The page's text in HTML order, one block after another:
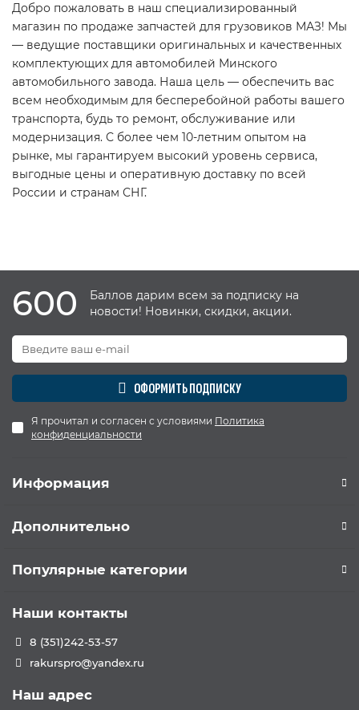
Добро пожаловать в наш специализированный
магазин по продаже запчастей для грузовиков МАЗ! Мы
— ведущие поставщики оригинальных и качественных
комплектующих для автомобилей Минского
автомобильного завода. Наша цель — обеспечить вас
всем необходимым для бесперебойной работы вашего
транспорта, будь то ремонт, обслуживание или
модернизация. С более чем 10-летним опытом на
рынке, мы гарантируем высокий уровень сервиса,
выгодные цены и оперативную доставку по всей
России и странам СНГ.
600
Баллов дарим всем за подписку на
новости! Новинки, скидки, акции.
ОФОРМИТЬ ПОДПИСКУ
Я прочитал и согласен с условиями Политика
конфиденциальности
Информация
Дополнительно
Популярные категории
Наши контакты
8 (351)242-53-57
rakurspro@yandex.ru
Наш адрес